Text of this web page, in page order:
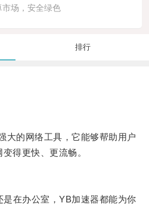
市场，安全绿色
排行
的网络工具，它能够帮助用户
得更快、更流畅。
在办公室，YB加速器都能为你